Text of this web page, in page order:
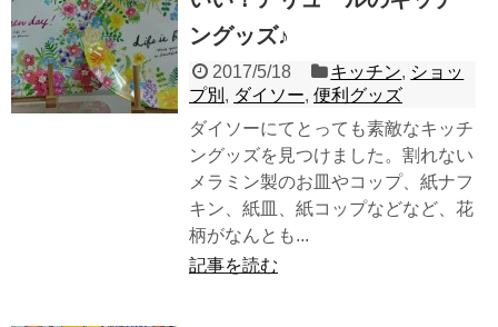
ングッズ♪
2017/5/18 キッチン, ショッ
プ別 , ダイソー, 便利グッズ
ダイソーにてとっても素敵なキッチ
ングッズを見つけました。割れない
メラミン製のお皿やコップ、紙ナフ
キン、紙皿、紙コップなどなど、花
柄がなんとも...
記事を読む